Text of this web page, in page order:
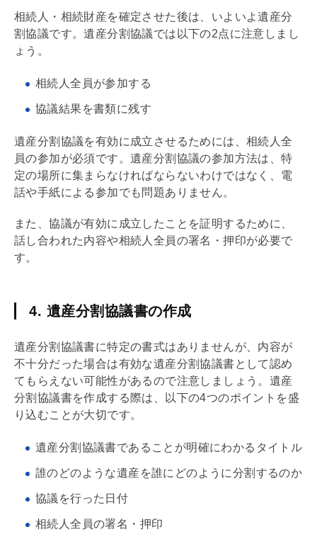
相続人・相続財産を確定させた後は、いよいよ遺産分
割協議です。遺産分割協議では以下の2点に注意しまし
ょう。
相続人全員が参加する
協議結果を書類に残す
遺産分割協議を有効に成立させるためには、相続人全
員の参加が必須です。遺産分割協議の参加方法は、特
定の場所に集まらなければならないわけではなく、電
話や手紙による参加でも問題ありません。
また、協議が有効に成立したことを証明するために、
話し合われた内容や相続人全員の署名・押印が必要で
す。
4. 遺産分割協議書の作成
遺産分割協議書に特定の書式はありませんが、内容が
不十分だった場合は有効な遺産分割協議書として認め
てもらえない可能性があるので注意しましょう。遺産
分割協議書を作成する際は、以下の4つのポイントを盛
り込むことが大切です。
遺産分割協議書であることが明確にわかるタイトル
誰のどのような遺産を誰にどのように分割するのか
協議を行った日付
相続人全員の署名・押印